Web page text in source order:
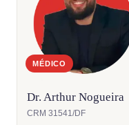
MÉDICO
Dr. Arthur Nogueira
CRM 31541/DF